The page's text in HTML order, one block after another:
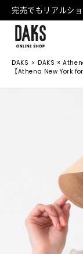
DAKS
DAKS ×
【Athena New York